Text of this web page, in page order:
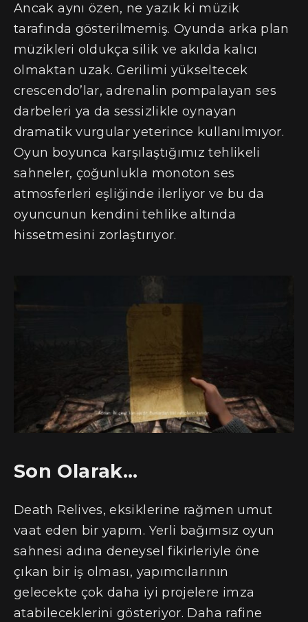
Ancak aynı özen, ne yazık ki müzik
tarafında gösterilmemiş. Oyunda arka plan
müzikleri oldukça silik ve akılda kalıcı
olmaktan uzak. Gerilimi yükseltecek
crescendo’lar, adrenalin pompalayan ses
darbeleri ya da sessizlikle oynayan
dramatik vurgular yeterince kullanılmıyor.
Oyun boyunca karşılaştığımız tehlikeli
sahneler, çoğunlukla monoton ses
atmosferleri eşliğinde ilerliyor ve bu da
oyuncunun kendini tehlike altında
hissetmesini zorlaştırıyor.
Son Olarak…
Death Relives, eksiklerine rağmen umut
vaat eden bir yapım. Yerli bağımsız oyun
sahnesi adına deneysel fikirleriyle öne
çıkan bir iş olması, yapımcılarının
gelecekte çok daha iyi projelere imza
atabileceklerini gösteriyor. Daha rafine